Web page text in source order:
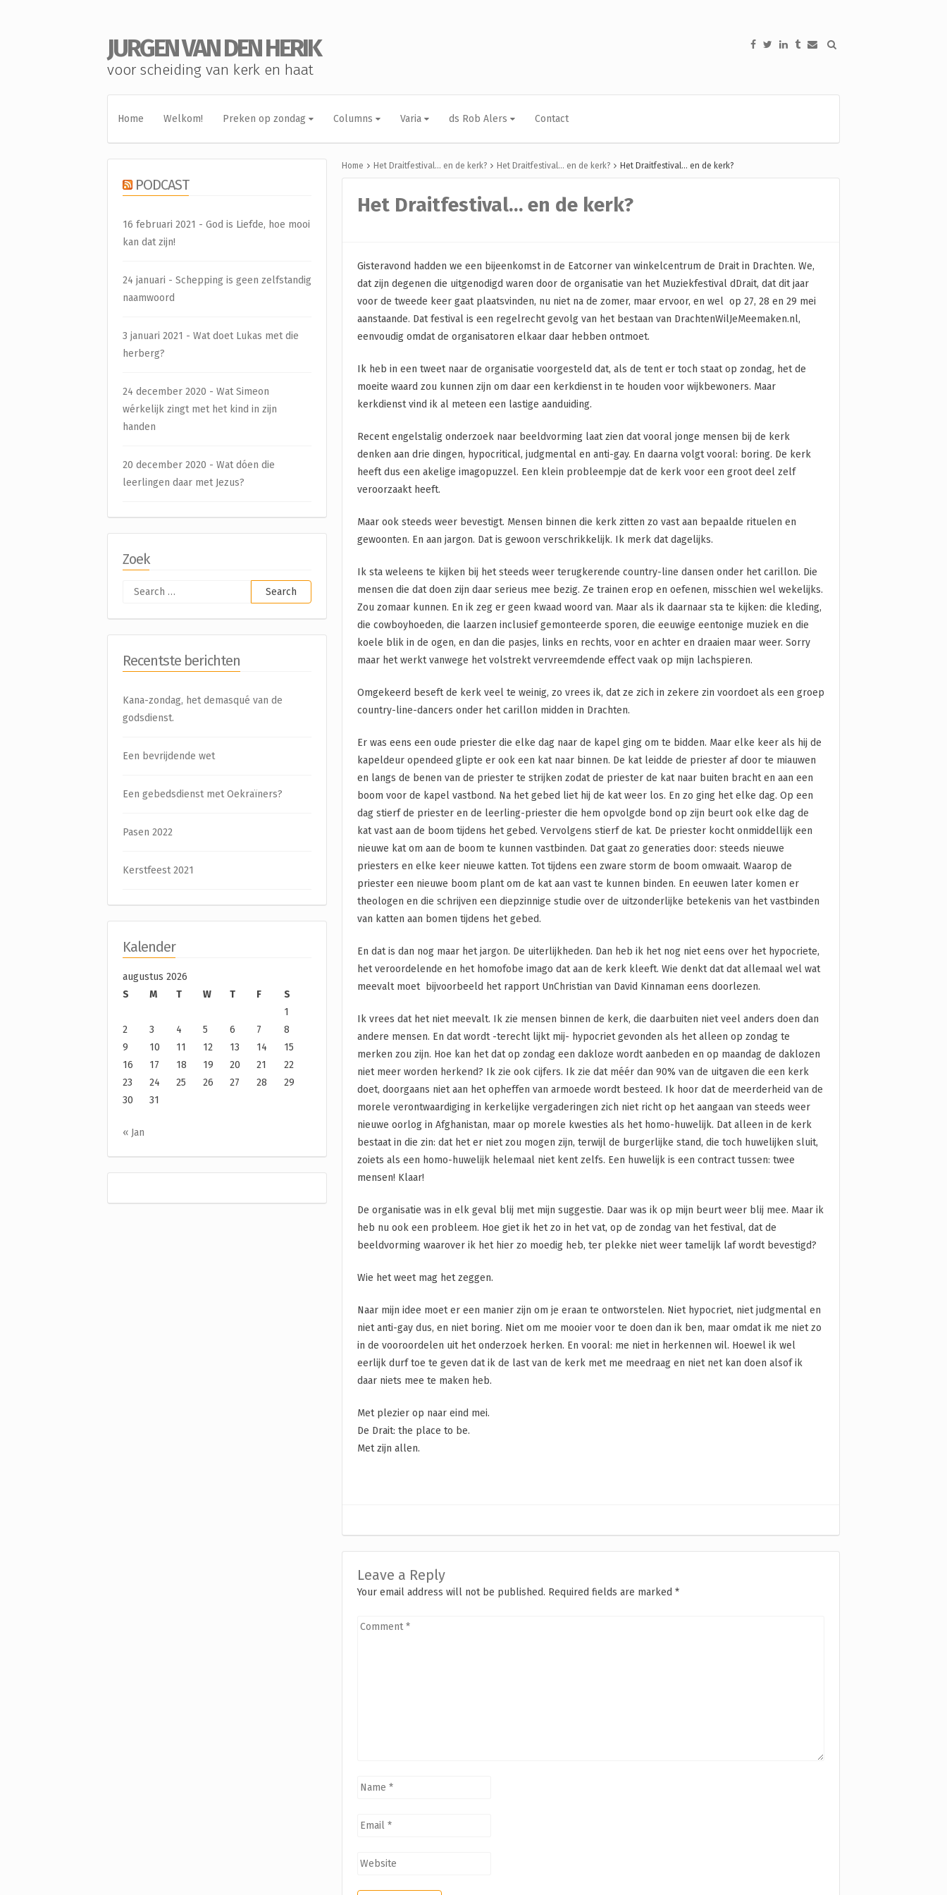
JURGEN VAN DEN HERIK
voor scheiding van kerk en haat
Home Welkom! Preken op zondag Columns Varia ds Rob Alers Contact
Home Het Draitfestival… en de kerk? Het Draitfestival… en de kerk? Het Draitfestival… en de kerk?
Het Draitfestival… en de kerk?
Gisteravond hadden we een bijeenkomst in de Eatcorner van winkelcentrum de Drait in Drachten. We,
dat zijn degenen die uitgenodigd waren door de organisatie van het Muziekfestival dDrait, dat dit jaar
voor de tweede keer gaat plaatsvinden, nu niet na de zomer, maar ervoor, en wel op 27, 28 en 29 mei
aanstaande. Dat festival is een regelrecht gevolg van het bestaan van DrachtenWilJeMeemaken.nl,
eenvoudig omdat de organisatoren elkaar daar hebben ontmoet.
Ik heb in een tweet naar de organisatie voorgesteld dat, als de tent er toch staat op zondag, het de
moeite waard zou kunnen zijn om daar een kerkdienst in te houden voor wijkbewoners. Maar
kerkdienst vind ik al meteen een lastige aanduiding.
Recent engelstalig onderzoek naar beeldvorming laat zien dat vooral jonge mensen bij de kerk
denken aan drie dingen, hypocritical, judgmental en anti-gay. En daarna volgt vooral: boring. De kerk
heeft dus een akelige imagopuzzel. Een klein probleempje dat de kerk voor een groot deel zelf
veroorzaakt heeft.
Maar ook steeds weer bevestigt. Mensen binnen die kerk zitten zo vast aan bepaalde rituelen en
gewoonten. En aan jargon. Dat is gewoon verschrikkelijk. Ik merk dat dagelijks.
Ik sta weleens te kijken bij het steeds weer terugkerende country-line dansen onder het carillon. Die
mensen die dat doen zijn daar serieus mee bezig. Ze trainen erop en oefenen, misschien wel wekelijks.
Zou zomaar kunnen. En ik zeg er geen kwaad woord van. Maar als ik daarnaar sta te kijken: die kleding,
die cowboyhoeden, die laarzen inclusief gemonteerde sporen, die eeuwige eentonige muziek en die
koele blik in de ogen, en dan die pasjes, links en rechts, voor en achter en draaien maar weer. Sorry
maar het werkt vanwege het volstrekt vervreemdende effect vaak op mijn lachspieren.
Omgekeerd beseft de kerk veel te weinig, zo vrees ik, dat ze zich in zekere zin voordoet als een groep
country-line-dancers onder het carillon midden in Drachten.
Er was eens een oude priester die elke dag naar de kapel ging om te bidden. Maar elke keer als hij de
kapeldeur opendeed glipte er ook een kat naar binnen. De kat leidde de priester af door te miauwen
en langs de benen van de priester te strijken zodat de priester de kat naar buiten bracht en aan een
boom voor de kapel vastbond. Na het gebed liet hij de kat weer los. En zo ging het elke dag. Op een
dag stierf de priester en de leerling-priester die hem opvolgde bond op zijn beurt ook elke dag de
kat vast aan de boom tijdens het gebed. Vervolgens stierf de kat. De priester kocht onmiddellijk een
nieuwe kat om aan de boom te kunnen vastbinden. Dat gaat zo generaties door: steeds nieuwe
priesters en elke keer nieuwe katten. Tot tijdens een zware storm de boom omwaait. Waarop de
priester een nieuwe boom plant om de kat aan vast te kunnen binden. En eeuwen later komen er
theologen en die schrijven een diepzinnige studie over de uitzonderlijke betekenis van het vastbinden
van katten aan bomen tijdens het gebed.
En dat is dan nog maar het jargon. De uiterlijkheden. Dan heb ik het nog niet eens over het hypocriete,
het veroordelende en het homofobe imago dat aan de kerk kleeft. Wie denkt dat dat allemaal wel wat
meevalt moet bijvoorbeeld het rapport UnChristian van David Kinnaman eens doorlezen.
Ik vrees dat het niet meevalt. Ik zie mensen binnen de kerk, die daarbuiten niet veel anders doen dan
andere mensen. En dat wordt -terecht lijkt mij- hypocriet gevonden als het alleen op zondag te
merken zou zijn. Hoe kan het dat op zondag een dakloze wordt aanbeden en op maandag de daklozen
niet meer worden herkend? Ik zie ook cijfers. Ik zie dat méér dan 90% van de uitgaven die een kerk
doet, doorgaans niet aan het opheffen van armoede wordt besteed. Ik hoor dat de meerderheid van de
morele verontwaardiging in kerkelijke vergaderingen zich niet richt op het aangaan van steeds weer
nieuwe oorlog in Afghanistan, maar op morele kwesties als het homo-huwelijk. Dat alleen in de kerk
bestaat in die zin: dat het er niet zou mogen zijn, terwijl de burgerlijke stand, die toch huwelijken sluit,
zoiets als een homo-huwelijk helemaal niet kent zelfs. Een huwelijk is een contract tussen: twee
mensen! Klaar!
De organisatie was in elk geval blij met mijn suggestie. Daar was ik op mijn beurt weer blij mee. Maar ik
heb nu ook een probleem. Hoe giet ik het zo in het vat, op de zondag van het festival, dat de
beeldvorming waarover ik het hier zo moedig heb, ter plekke niet weer tamelijk laf wordt bevestigd?
Wie het weet mag het zeggen.
Naar mijn idee moet er een manier zijn om je eraan te ontworstelen. Niet hypocriet, niet judgmental en
niet anti-gay dus, en niet boring. Niet om me mooier voor te doen dan ik ben, maar omdat ik me niet zo
in de vooroordelen uit het onderzoek herken. En vooral: me niet in herkennen wil. Hoewel ik wel
eerlijk durf toe te geven dat ik de last van de kerk met me meedraag en niet net kan doen alsof ik
daar niets mee te maken heb.
Met plezier op naar eind mei.
De Drait: the place to be.
Met zijn allen.
Leave a Reply
Your email address will not be published. Required fields are marked *
PODCAST
16 februari 2021 - God is Liefde, hoe mooi
kan dat zijn!
24 januari - Schepping is geen zelfstandig
naamwoord
3 januari 2021 - Wat doet Lukas met die
herberg?
24 december 2020 - Wat Simeon
wérkelijk zingt met het kind in zijn
handen
20 december 2020 - Wat dóen die
leerlingen daar met Jezus?
Zoek
Search
for:
Recentste berichten
Kana-zondag, het demasqué van de
godsdienst.
Een bevrijdende wet
Een gebedsdienst met Oekraïners?
Pasen 2022
Kerstfeest 2021
Kalender
augustus 2026
S
M T W T F
S
1
2
3 4 5 6 7
8
9
10 11 12 13 14
15
16
17 18 19 20 21
22
23
24 25 26 27 28
29
30
31
« Jan